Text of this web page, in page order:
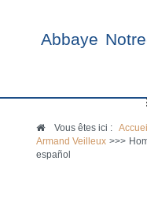
Abbaye
Vous êtes ici :Accueil
Armand Veilleux >>>
español